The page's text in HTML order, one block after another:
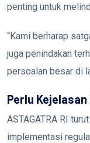
penting untuk
“Kami berharap
juga penindakan
persoalan besar di
Perlu
ASTAGATRA RI
implementasi